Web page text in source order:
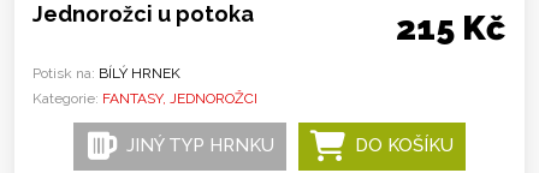
Jednorožci u potoka 215 Kč
Potisk na: BÍLÝ HRNEK
Kategorie: FANTASY, JEDNOROŽCI
JINÝ TYP HRNKU DO KOŠÍKU